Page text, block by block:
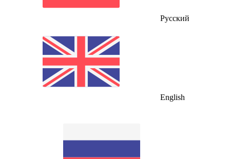
Русский
English